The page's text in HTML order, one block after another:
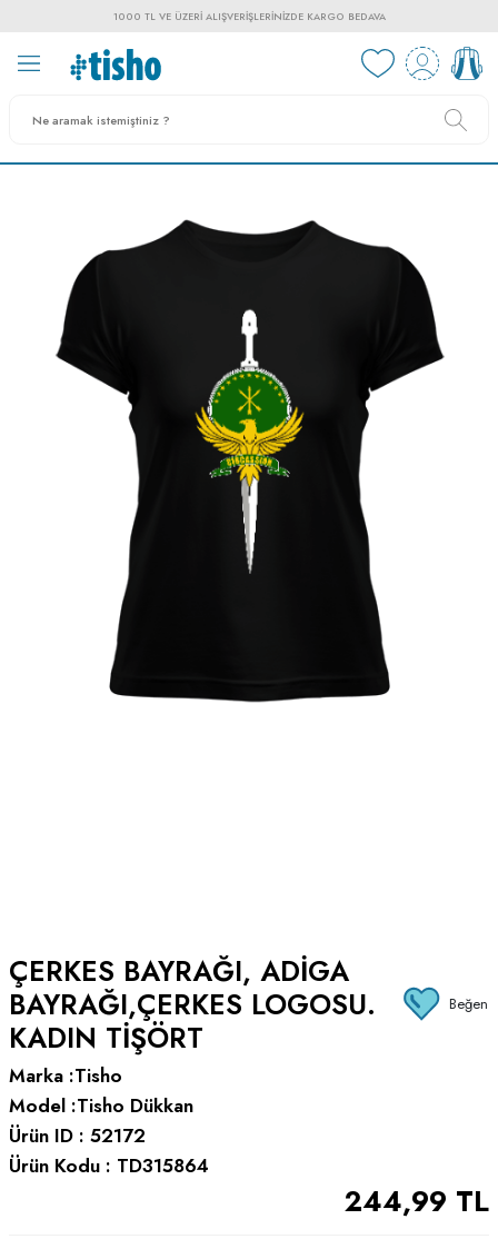
1000 TL VE ÜZERI ALIŞVERIŞLERINIZDE KARGO BEDAVA
ÇERKES BAYRAĞI, ADIGA
BAYRAĞI,ÇERKES LOGOSU.
KADIN TIŞÖRT
Beğen
Marka :Tisho
Model :Tisho Dükkan
Ürün ID : 52172
Ürün Kodu : TD315864
244,99 TL